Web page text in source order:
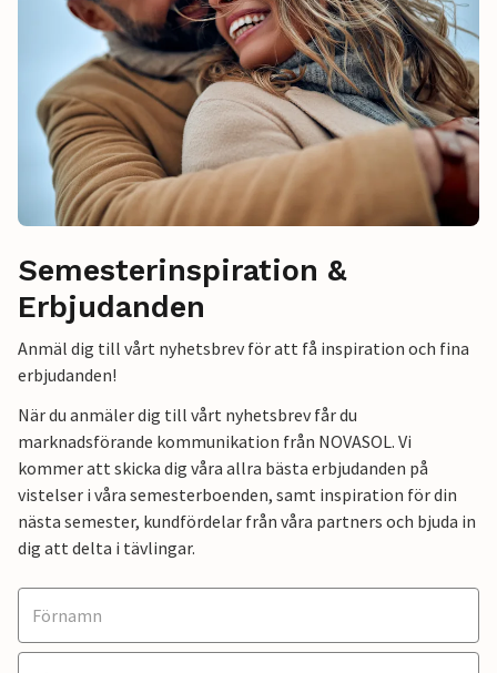
Semesterinspiration &
Erbjudanden
Anmäl dig till vårt nyhetsbrev för att få inspiration och fina
erbjudanden!
När du anmäler dig till vårt nyhetsbrev får du
marknadsförande kommunikation från NOVASOL. Vi
kommer att skicka dig våra allra bästa erbjudanden på
vistelser i våra semesterboenden, samt inspiration för din
nästa semester, kundfördelar från våra partners och bjuda in
dig att delta i tävlingar.